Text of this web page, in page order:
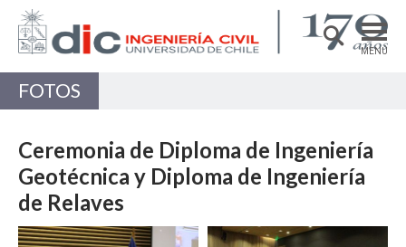
MENÚ
PREGRADO
INVESTIGACIÓN
FOTOS
Ceremonia de Diploma de Ingeniería
Geotécnica y Diploma de Ingeniería
de Relaves
Zoom Zoom